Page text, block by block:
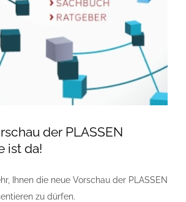
der PLASSEN
ist da!
Ihnen die neue Vorschau der PLASSEN
zu dürfen.